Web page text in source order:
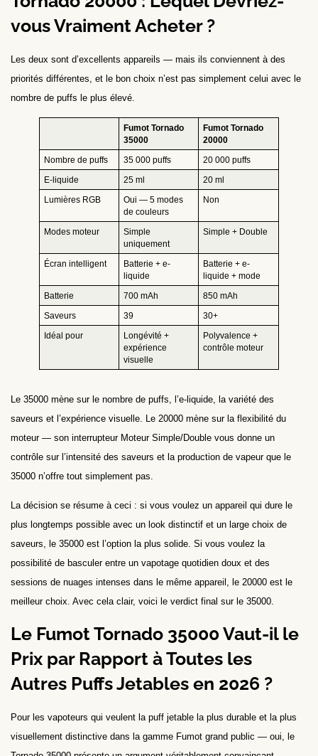
vous Vraiment Acheter ?
Les deux sont d’excellents appareils — mais ils conviennent à des
priorités différentes, et le bon choix n’est pas simplement celui avec le
nombre de puffs le plus élevé.
Fumot Tornado
35000
Fumot Tornado
20000
Nombre de puffs 35 000 puffs 20 000 puffs
E-liquide 25 ml 20 ml
Lumières RGB
Oui — 5 modes
de couleurs
Non
Modes moteur
Simple
uniquement
Simple + Double
Écran intelligent
Batterie + e-
liquide
Batterie + e-
liquide + mode
Batterie 700 mAh 850 mAh
Saveurs 39 30+
Idéal pour
Longévité +
expérience
visuelle
Polyvalence +
contrôle moteur
Le 35000 mène sur le nombre de puffs, l’e-liquide, la variété des
saveurs et l’expérience visuelle. Le 20000 mène sur la flexibilité du
moteur — son interrupteur Moteur Simple/Double vous donne un
contrôle sur l’intensité des saveurs et la production de vapeur que le
35000 n’offre tout simplement pas.
La décision se résume à ceci : si vous voulez un appareil qui dure le
plus longtemps possible avec un look distinctif et un large choix de
saveurs, le 35000 est l’option la plus solide. Si vous voulez la
possibilité de basculer entre un vapotage quotidien doux et des
sessions de nuages intenses dans le même appareil, le 20000 est le
meilleur choix. Avec cela clair, voici le verdict final sur le 35000.
Le Fumot Tornado 35000 Vaut-il le
Prix par Rapport à Toutes les
Autres Puffs Jetables en 2026 ?
Pour les vapoteurs qui veulent la puff jetable la plus durable et la plus
visuellement distinctive dans la gamme Fumot grand public — oui, le